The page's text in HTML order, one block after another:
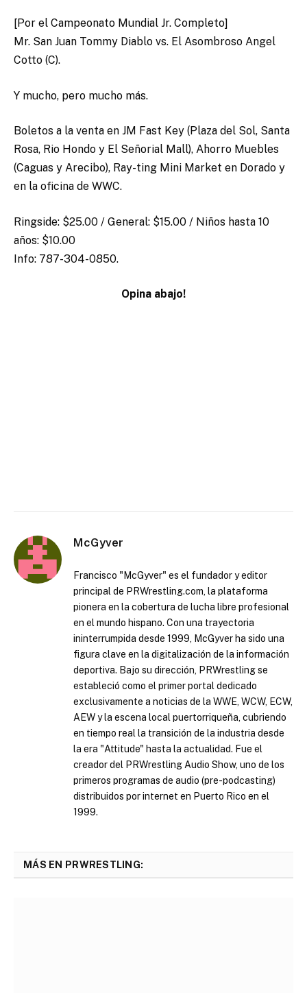
[Por el Campeonato Mundial Jr. Completo]
Mr. San Juan Tommy Diablo vs. El Asombroso Angel
Cotto (C).
Y mucho, pero mucho más.
Boletos a la venta en JM Fast Key (Plaza del Sol, Santa
Rosa, Rio Hondo y El Señorial Mall), Ahorro Muebles
(Caguas y Arecibo), Ray-ting Mini Market en Dorado y
en la oficina de WWC.
Ringside: $25.00 / General: $15.00 / Niños hasta 10
años: $10.00
Info: 787-304-0850.
Opina abajo!
McGyver
Francisco "McGyver" es el fundador y editor
principal de PRWrestling.com, la plataforma
pionera en la cobertura de lucha libre profesional
en el mundo hispano. Con una trayectoria
ininterrumpida desde 1999, McGyver ha sido una
figura clave en la digitalización de la información
deportiva. Bajo su dirección, PRWrestling se
estableció como el primer portal dedicado
exclusivamente a noticias de la WWE, WCW, ECW,
AEW y la escena local puertorriqueña, cubriendo
en tiempo real la transición de la industria desde
la era "Attitude" hasta la actualidad. Fue el
creador del PRWrestling Audio Show, uno de los
primeros programas de audio (pre-podcasting)
distribuidos por internet en Puerto Rico en el
1999.
MÁS EN PRWRESTLING: